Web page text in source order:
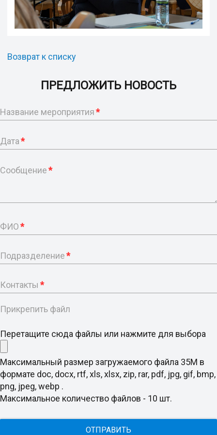
Возврат к списку
ПРЕДЛОЖИТЬ НОВОСТЬ
Название мероприятия*
Дата*
Сообщение*
ФИО*
Подразделение*
Контакты *
Прикрепить файл
Перетащите сюда файлы или нажмите для выбора
Максимальный размер загружаемого файла 35M в
формате doc, docx, rtf, xls, xlsx, zip, rar, pdf, jpg, gif, bmp,
png, jpeg, webp .
Максимальное количество файлов - 10 шт.
ОТПРАВИТЬ